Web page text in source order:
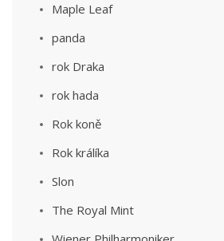
Maple Leaf
panda
rok Draka
rok hada
Rok koně
Rok králíka
Slon
The Royal Mint